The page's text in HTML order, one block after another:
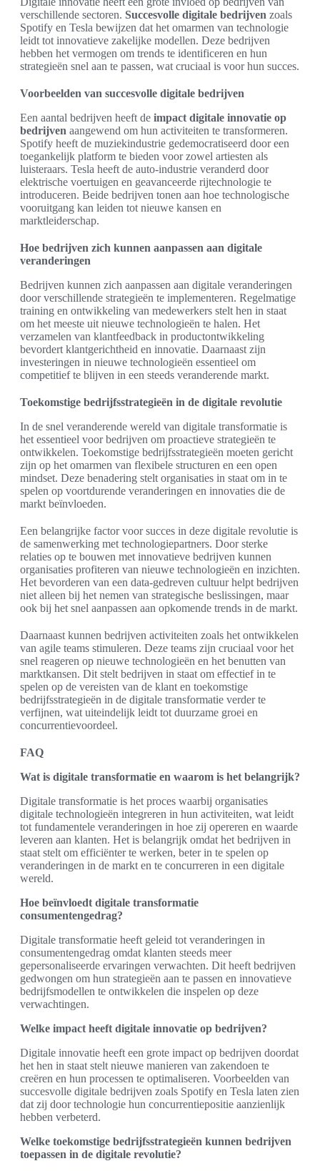
verschillende sectoren. Succesvolle digitale bedrijven zoals
Spotify en Tesla bewijzen dat het omarmen van technologie
leidt tot innovatieve zakelijke modellen. Deze bedrijven
hebben het vermogen om trends te identificeren en hun
strategieën snel aan te passen, wat cruciaal is voor hun succes.
Voorbeelden van succesvolle digitale bedrijven
Een aantal bedrijven heeft de impact digitale innovatie op
bedrijven aangewend om hun activiteiten te transformeren.
Spotify heeft de muziekindustrie gedemocratiseerd door een
toegankelijk platform te bieden voor zowel artiesten als
luisteraars. Tesla heeft de auto-industrie veranderd door
elektrische voertuigen en geavanceerde rijtechnologie te
introduceren. Beide bedrijven tonen aan hoe technologische
vooruitgang kan leiden tot nieuwe kansen en
marktleiderschap.
Hoe bedrijven zich kunnen aanpassen aan digitale
veranderingen
Bedrijven kunnen zich aanpassen aan digitale veranderingen
door verschillende strategieën te implementeren. Regelmatige
training en ontwikkeling van medewerkers stelt hen in staat
om het meeste uit nieuwe technologieën te halen. Het
verzamelen van klantfeedback in productontwikkeling
bevordert klantgerichtheid en innovatie. Daarnaast zijn
investeringen in nieuwe technologieën essentieel om
competitief te blijven in een steeds veranderende markt.
Toekomstige bedrijfsstrategieën in de digitale revolutie
In de snel veranderende wereld van digitale transformatie is
het essentieel voor bedrijven om proactieve strategieën te
ontwikkelen. Toekomstige bedrijfsstrategieën moeten gericht
zijn op het omarmen van flexibele structuren en een open
mindset. Deze benadering stelt organisaties in staat om in te
spelen op voortdurende veranderingen en innovaties die de
markt beïnvloeden.
Een belangrijke factor voor succes in deze digitale revolutie is
de samenwerking met technologiepartners. Door sterke
relaties op te bouwen met innovatieve bedrijven kunnen
organisaties profiteren van nieuwe technologieën en inzichten.
Het bevorderen van een data-gedreven cultuur helpt bedrijven
niet alleen bij het nemen van strategische beslissingen, maar
ook bij het snel aanpassen aan opkomende trends in de markt.
Daarnaast kunnen bedrijven activiteiten zoals het ontwikkelen
van agile teams stimuleren. Deze teams zijn cruciaal voor het
snel reageren op nieuwe technologieën en het benutten van
marktkansen. Dit stelt bedrijven in staat om effectief in te
spelen op de vereisten van de klant en toekomstige
bedrijfsstrategieën in de digitale transformatie verder te
verfijnen, wat uiteindelijk leidt tot duurzame groei en
concurrentievoordeel.
FAQ
Wat is digitale transformatie en waarom is het belangrijk?
Digitale transformatie is het proces waarbij organisaties
digitale technologieën integreren in hun activiteiten, wat leidt
tot fundamentele veranderingen in hoe zij opereren en waarde
leveren aan klanten. Het is belangrijk omdat het bedrijven in
staat stelt om efficiënter te werken, beter in te spelen op
veranderingen in de markt en te concurreren in een digitale
wereld.
Hoe beïnvloedt digitale transformatie
consumentengedrag?
Digitale transformatie heeft geleid tot veranderingen in
consumentengedrag omdat klanten steeds meer
gepersonaliseerde ervaringen verwachten. Dit heeft bedrijven
gedwongen om hun strategieën aan te passen en innovatieve
bedrijfsmodellen te ontwikkelen die inspelen op deze
verwachtingen.
Welke impact heeft digitale innovatie op bedrijven?
Digitale innovatie heeft een grote impact op bedrijven doordat
het hen in staat stelt nieuwe manieren van zakendoen te
creëren en hun processen te optimaliseren. Voorbeelden van
succesvolle digitale bedrijven zoals Spotify en Tesla laten zien
dat zij door technologie hun concurrentiepositie aanzienlijk
hebben verbeterd.
Welke toekomstige bedrijfsstrategieën kunnen bedrijven
toepassen in de digitale revolutie?